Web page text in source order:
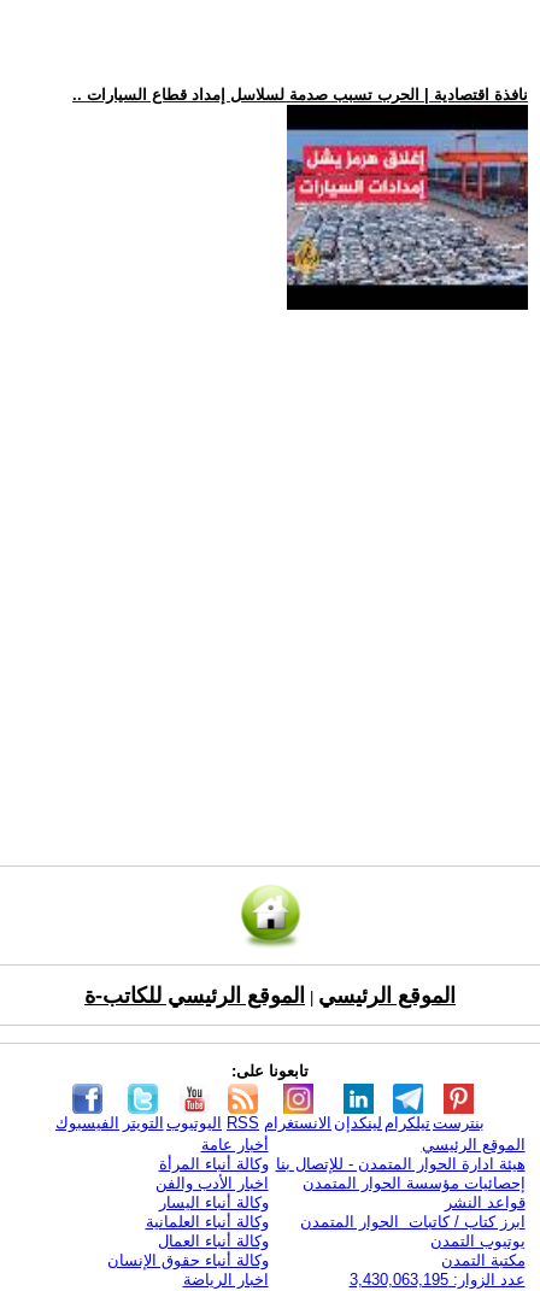
.. نافذة اقتصادية | الحرب تسبب صدمة لسلاسل إمداد قطاع السيارات
الموقع الرئيسي الموقع الرئيسي للكاتب-ة
تابعونا على:
الفيسبوك التويتر اليوتيوب RSS الانستغرام لينكدإن تيلكرامبنترست
الموقع الرئيسي
هيئة ادارة الحوار المتمدن - للإتصال بنا
إحصائيات مؤسسة الحوار المتمدن
قواعد النشر
ابرز كتاب / كاتبات الحوار المتمدن
يوتيوب التمدن
مكتبة التمدن
عدد الزوار: 3,430,063,195
أخبار عامة
وكالة أنباء المرأة
اخبار الأدب والفن
وكالة أنباء اليسار
وكالة أنباء العلمانية
وكالة أنباء العمال
وكالة أنباء حقوق الإنسان
اخبار الرياضة